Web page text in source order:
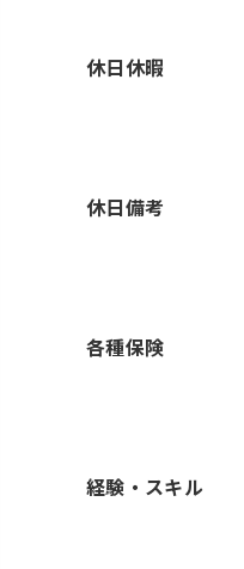
休日休暇
休日備考
各種保険
経験・スキル